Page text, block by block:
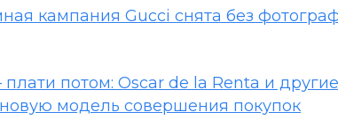
кампания Gucci снята без
плати потом: Oscar de la Renta и
модель совершения покупок